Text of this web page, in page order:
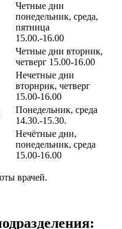
Четные дни
понедельник, среда,
пятница
15.00.-16.00
Четные дни вторник,
четверг 15.00-16.00
Нечетные дни
вторнрик, четверг
15.00-16.00
Понедельник, среда
14.30.-15.30.
Нечётные дни,
понедельник, среда
15.00-16.00
врачей.